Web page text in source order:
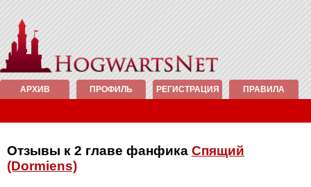
АРХИВ ПРОФИЛЬ РЕГИСТРАЦИЯ ПРАВИЛА
Отзывы к 2 главе фанфика Спящий
(Dormiens)